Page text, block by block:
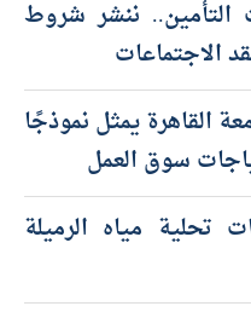
التأمين.. ننشر شروط
الاجتماعات
القاهرة يمثل نموذجًا
سوق العمل
تحلية مياه الرميلة